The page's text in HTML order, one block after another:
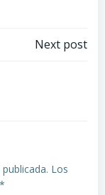
Next post
Los
*